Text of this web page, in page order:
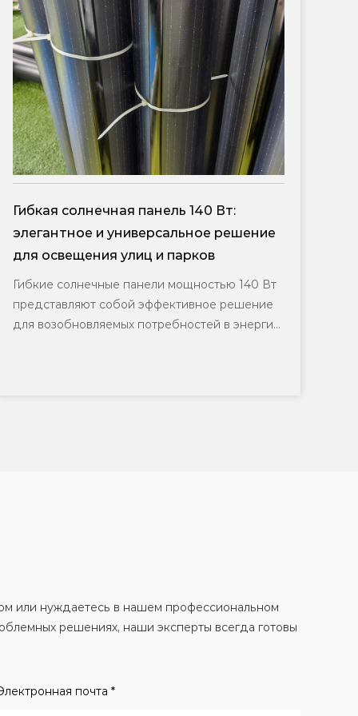
Вт
DDK-GN003. Двусторонний
интегрированный солнечный
алюминиевый столб
Простой и элегантный дизайн серии,
различные способы установки, позволяют
удовлетворить разные экологические
или нуждаетесь в нашем профессиональном
решениях, наши эксперты всегда готовы
почта *